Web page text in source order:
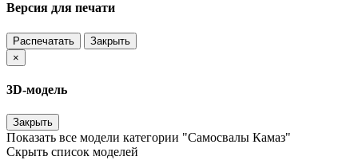
Версия для печати
Распечатать
Закрыть
×
3D-модель
Закрыть
Показать все модели категории "Самосвалы Камаз"
Скрыть список моделей